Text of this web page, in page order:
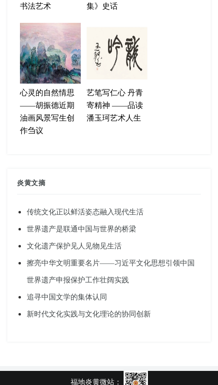
书法艺术
集》史话
心灵的自然情思
——胡振德近期
油画风景写生创
作刍议
艺笔写仁心 丹青
寄精神 ——品读
潘玉珂艺术人生
炎黄文摘
传统文化正以鲜活姿态融入现代生活
世界遗产是联通中国与世界的桥梁
文化遗产保护见人见物见生活
擦亮中华文明重要名片——习近平文化思想引领中国
世界遗产申报保护工作壮阔实践
追寻中国文学的集体认同
新时代文化实践与文化理论的协同创新
福地炎黄微站：